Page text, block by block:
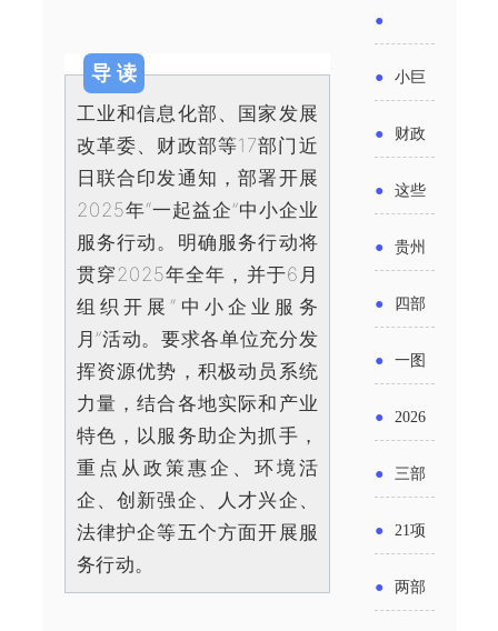
导 读
工业和信息化部、国家发展
改革委、财政部等17部门近
日联合印发通知，部署开展
2025年“一起益企”中小企业
服务行动。明确服务行动将
贯穿2025年全年，并于6月
组织开展“中小企业服务
月”活动。要求各单位充分发
挥资源优势，积极动员系统
力量，结合各地实际和产业
特色，以服务助企为抓手，
重点从政策惠企、环境活
企、创新强企、人才兴企、
法律护企等五个方面开展服
务行动。
州开展
2026年
轮汽车
销活动
省科技
成果转
化中试
报工作
出台酒
类新规
酒企出
点关注
●
小企业
发展环
境评估
发布
解）
● 小巨
了？工
信部准
备怎么
● 财政
继续实
施专精
特新中
财政奖
● 这些
贷款，
最高可
获1.5%
政贴息
● 贵州
举措激
发各类
经营主
● 四部
求做好
帮扶小
额信贷
● 一图
法及其
实施条
例新变
● 2026
金投向
领域及
● 三部
五”期间
● 21项
● 两部